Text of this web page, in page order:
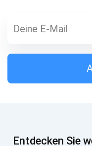
Besuchen
Entdecken Sie